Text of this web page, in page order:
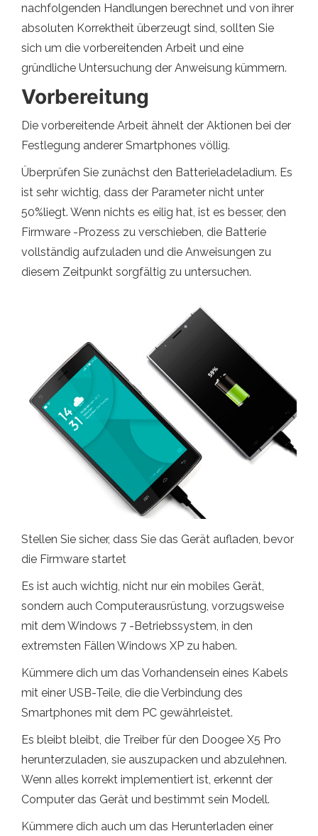
nachfolgenden Handlungen berechnet und von ihrer
absoluten Korrektheit überzeugt sind, sollten Sie
sich um die vorbereitenden Arbeit und eine
gründliche Untersuchung der Anweisung kümmern.
Vorbereitung
Die vorbereitende Arbeit ähnelt der Aktionen bei der
Festlegung anderer Smartphones völlig.
Überprüfen Sie zunächst den Batterieladeladium. Es
ist sehr wichtig, dass der Parameter nicht unter
50%liegt. Wenn nichts es eilig hat, ist es besser, den
Firmware -Prozess zu verschieben, die Batterie
vollständig aufzuladen und die Anweisungen zu
diesem Zeitpunkt sorgfältig zu untersuchen.
Stellen Sie sicher, dass Sie das Gerät aufladen, bevor
die Firmware startet
Es ist auch wichtig, nicht nur ein mobiles Gerät,
sondern auch Computerausrüstung, vorzugsweise
mit dem Windows 7 -Betriebssystem, in den
extremsten Fällen Windows XP zu haben.
Kümmere dich um das Vorhandensein eines Kabels
mit einer USB-Teile, die die Verbindung des
Smartphones mit dem PC gewährleistet.
Es bleibt bleibt, die Treiber für den Doogee X5 Pro
herunterzuladen, sie auszupacken und abzulehnen.
Wenn alles korrekt implementiert ist, erkennt der
Computer das Gerät und bestimmt sein Modell.
Kümmere dich auch um das Herunterladen einer